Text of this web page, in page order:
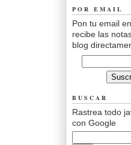
POR EMAIL
Pon tu email
recibe las
blog
BUSCAR
Rastrea todo
con Google